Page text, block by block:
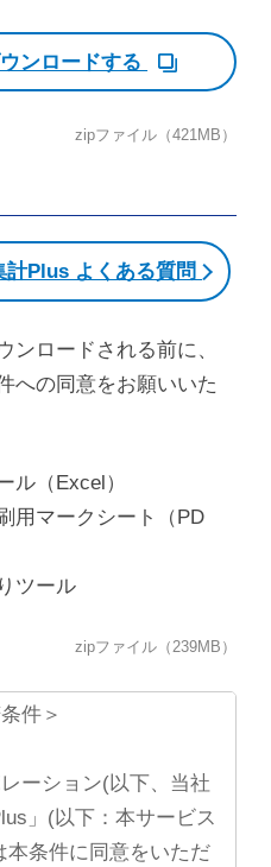
ンロードする
zipファイル（421MB）
計Plus よくある質問
ンロードされる前に、
への同意をお願いいた
ル（Excel）
用マークシート（PD
ツール
zipファイル（239MB）